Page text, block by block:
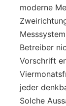
moderne
Betreiber
Vorschrift
jeder
Solche